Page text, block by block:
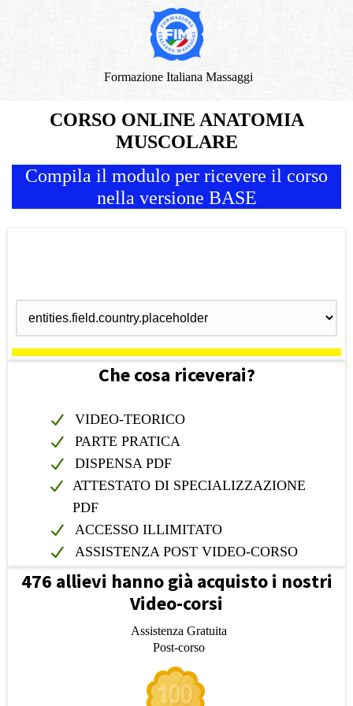
Formazione Italiana Massaggi
CORSO ONLINE ANATOMIA
MUSCOLARE
Compila il modulo per ricevere il corso
nella versione BASE
Che cosa riceverai?
VIDEO-TEORICO
PARTE PRATICA
DISPENSA PDF
ATTESTATO DI SPECIALIZZAZIONE
PDF
ACCESSO ILLIMITATO
ASSISTENZA POST VIDEO-CORSO
476 allievi hanno già acquisto i nostri
Video-corsi
Assistenza Gratuita
Post-corso